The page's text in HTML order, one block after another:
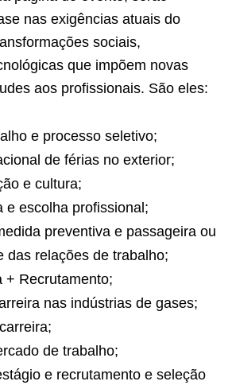
nas exigências atuais do
sociais,
que impõem novas
aos profissionais. São eles:
e processo seletivo;
de férias no exterior;
e cultura;
e escolha profissional;
preventiva e passageira ou
das relações de trabalho;
+ Recrutamento;
nas indústrias de gases;
de trabalho;
e recrutamento e seleção